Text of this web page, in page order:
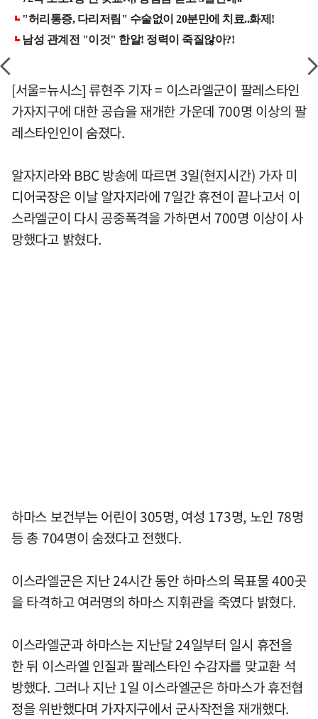
[서울=뉴시스] 류현주 기자 = 이스라엘군이 팔레스타인
가자지구에 대한 공습을 재개한 가운데 700명 이상의 팔
레스타인인이 숨졌다.
알자지라와 BBC 방송에 따르면 3일(현지시간) 가자 미
디어국장은 이날 알자지라에 7일간 휴전이 끝나고서 이
스라엘군이 다시 공중폭격을 가하면서 700명 이상이 사
망했다고 밝혔다.
하마스 보건부는 어린이 305명, 여성 173명, 노인 78명
등 총 704명이 숨졌다고 전했다.
이스라엘군은 지난 24시간 동안 하마스의 목표물 400곳
을 타격하고 여러명의 하마스 지휘관을 죽였다 밝혔다.
이스라엘군과 하마스는 지난달 24일부터 일시 휴전을
한 뒤 이스라엘 인질과 팔레스타인 수감자를 맞교환 석
방했다. 그러나 지난 1일 이스라엘군은 하마스가 휴전협
정을 위반했다며 가자지구에서 군사작전을 재개했다.